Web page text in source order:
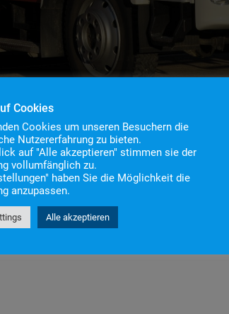
Cookies
Cookies um unseren Besuchern die
Nutzererfahrung zu bieten.
auf "Alle akzeptieren" stimmen sie der
vollumfänglich zu.
haben Sie die Möglichkeit die
anzupassen.
Alle akzeptieren